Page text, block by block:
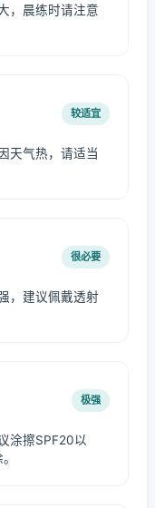
，晨练时请注意
较适宜
天气热，请适当
很必要
，建议佩戴透射
极强
涂擦SPF20以